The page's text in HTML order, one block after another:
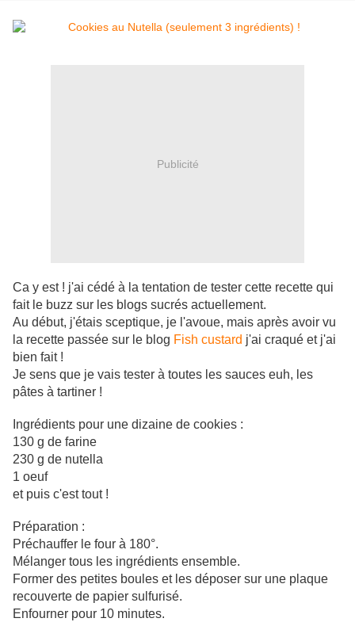
Publicité
Ca y est ! j'ai cédé à la tentation de tester cette recette qui
fait le buzz sur les blogs sucrés actuellement.
Au début, j'étais sceptique, je l'avoue, mais après avoir vu
la recette passée sur le blog Fish custard j'ai craqué et j'ai
bien fait !
Je sens que je vais tester à toutes les sauces euh, les
pâtes à tartiner !
Ingrédients pour une dizaine de cookies :
130 g de farine
230 g de nutella
1 oeuf
et puis c'est tout !
Préparation :
Préchauffer le four à 180°.
Mélanger tous les ingrédients ensemble.
Former des petites boules et les déposer sur une plaque
recouverte de papier sulfurisé.
Enfourner pour 10 minutes.